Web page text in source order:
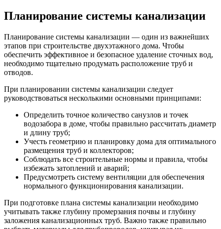
Планирование системы канализации
Планирование системы канализации — один из важнейших
этапов при строительстве двухэтажного дома. Чтобы
обеспечить эффективное и безопасное удаление сточных вод,
необходимо тщательно продумать расположение труб и
отводов.
При планировании системы канализации следует
руководствоваться несколькими основными принципами:
Определить точное количество санузлов и точек
водозабора в доме, чтобы правильно рассчитать диаметр
и длину труб;
Учесть геометрию и планировку дома для оптимального
размещения труб и коллекторов;
Соблюдать все строительные нормы и правила, чтобы
избежать затоплений и аварий;
Предусмотреть систему вентиляции для обеспечения
нормального функционирования канализации.
При подготовке плана системы канализации необходимо
учитывать также глубину промерзания почвы и глубину
заложения канализационных труб. Важно также правильно